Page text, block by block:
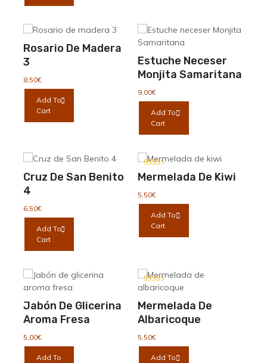
Rosario De Madera
3
8,50€
Add To
Cart
Estuche Neceser
Monjita Samaritana
9,00€
Add To
Cart
Cruz De San Benito
4
6,50€
Add To
Cart
Mermelada De Kiwi
Valorado con
5.00
5,50€
Add To
Cart
Jabón De Glicerina
Aroma Fresa
5,00€
Add To
Mermelada De
Albaricoque
Valorado con
de 5
5,50€
Add To